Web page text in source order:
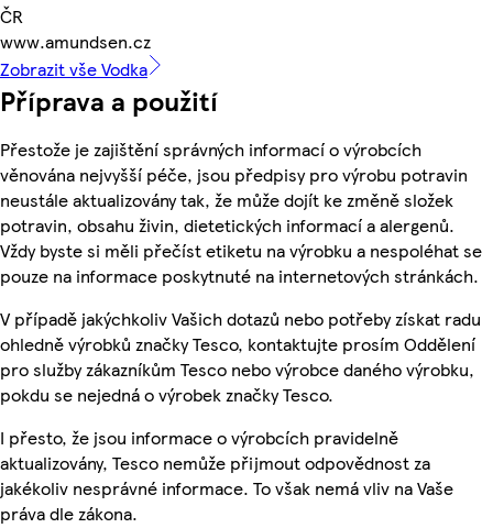
ČR
www.amundsen.cz
Zobrazit vše Vodka
Příprava a použití
Přestože je zajištění správných informací o výrobcích
věnována nejvyšší péče, jsou předpisy pro výrobu potravin
neustále aktualizovány tak, že může dojít ke změně složek
potravin, obsahu živin, dietetických informací a alergenů.
Vždy byste si měli přečíst etiketu na výrobku a nespoléhat se
pouze na informace poskytnuté na internetových stránkách.
V případě jakýchkoliv Vašich dotazů nebo potřeby získat radu
ohledně výrobků značky Tesco, kontaktujte prosím Oddělení
pro služby zákazníkům Tesco nebo výrobce daného výrobku,
pokdu se nejedná o výrobek značky Tesco.
I přesto, že jsou informace o výrobcích pravidelně
aktualizovány, Tesco nemůže přijmout odpovědnost za
jakékoliv nesprávné informace. To však nemá vliv na Vaše
práva dle zákona.